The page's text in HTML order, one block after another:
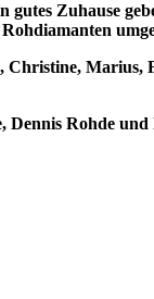
Zuhause
Marius,
Dennis Rohde